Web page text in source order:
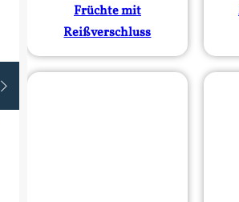
Früchte mit
Reißverschluss